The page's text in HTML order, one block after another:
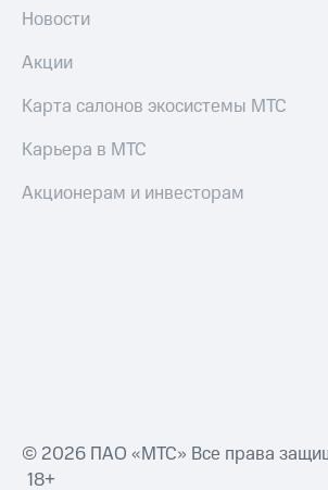
Новости
Акции
Карта салонов экосистемы МТС
Карьера в МТС
Акционерам и инвесторам
© 2026 ПАО «МТС» Все права
18+